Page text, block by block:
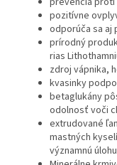
pozitívne
odporúča sa aj
prírodný
rias
zdroj vápnika,
kvasinky
betaglukány
odolnosť voči
extrudované
mastných
významnú